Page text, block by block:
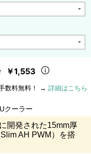
￥1,553
数料無料！ → 詳細はこちら
クーラー
開発された15mm厚
AH PWM）を搭